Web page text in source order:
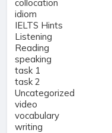
collocation
idiom
IELTS Hints
Listening
Reading
speaking
task 1
task 2
Uncategorized
video
vocabulary
writing